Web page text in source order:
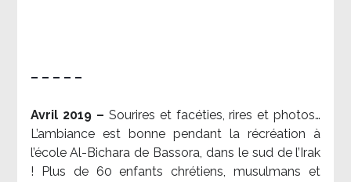
– – – – –
Avril 2019 – Sourires et facéties, rires et photos…
L’ambiance est bonne pendant la récréation à
l’école Al-Bichara de Bassora, dans le sud de l’Irak
! Plus de 60 enfants chrétiens, musulmans et